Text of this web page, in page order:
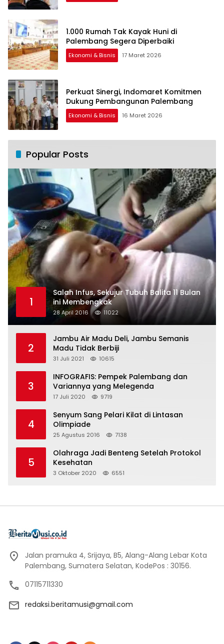
1.000 Rumah Tak Kayak Huni di
Palembang Segera Diperbaiki
Ekonomi & Bisnis 17 Maret 2026
Perkuat Sinergi, Indomaret Komitmen
Dukung Pembangunan Palembang
Ekonomi & Bisnis 16 Maret 2026
Popular Posts
1
Salah Infus, Sekujur Tubuh Balita 11 Bulan
ini Membengkak
28 April 2016 11022
2
Jambu Air Madu Deli, Jambu Semanis
Madu Tidak Berbiji
31 Juli 2021 10615
3
INFOGRAFIS: Pempek Palembang dan
Variannya yang Melegenda
17 Juli 2020 9719
4
Senyum Sang Pelari Kilat di Lintasan
Olimpiade
25 Agustus 2016 7138
5
Olahraga Jadi Benteng Setelah Protokol
Kesehatan
3 Oktober 2020 6551
Jalan pramuka 4, Srijaya, B5, Alang-Alang Lebar Kota
Palembang, Sumatera Selatan, KodePos : 30156.
07115711330
redaksi.beritamusi@gmail.com